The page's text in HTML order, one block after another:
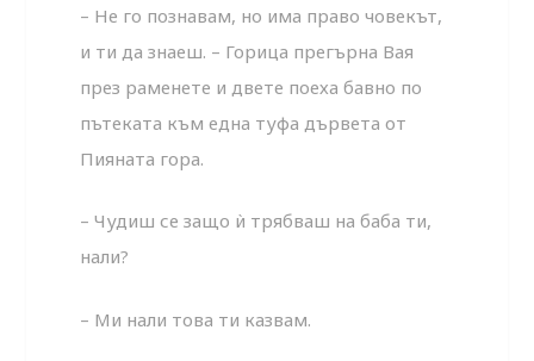
– Не го познавам, но има право човекът,
и ти да знаеш. – Горица прегърна Вая
през раменете и двете поеха бавно по
пътеката към една туфа дървета от
Пияната гора.
– Чудиш се защо ѝ трябваш на баба ти,
нали?
– Ми нали това ти казвам.